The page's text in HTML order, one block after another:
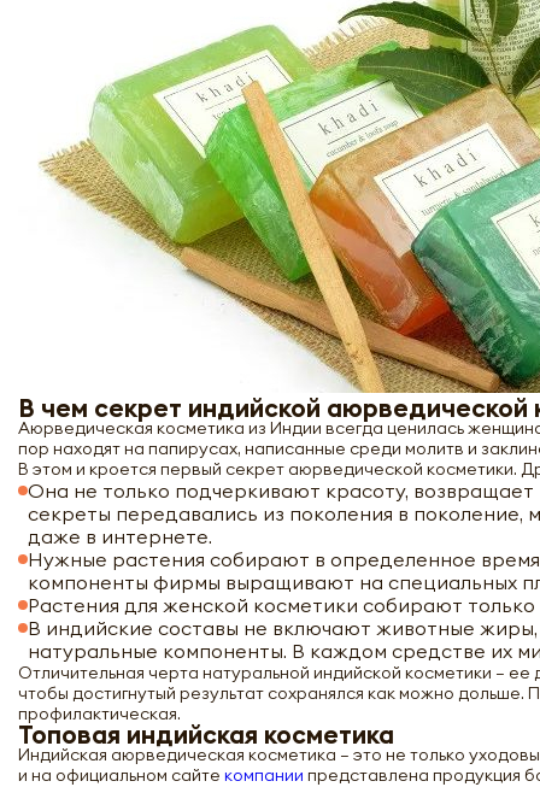
В чем секрет индийской аюрведической
Аюрведическая косметика из Индии всегда ценилась
пор находят на папирусах, написанные среди молитв и
В этом и кроется первый секрет аюрведической косметики.
Она не только подчеркивают красоту,
секреты передавались из поколения в поколение,
даже в интернете.
Нужные растения собирают в определенное
компоненты фирмы выращивают на специальных
Растения для женской косметики собирают
В индийские составы не включают животные жиры,
натуральные компоненты. В каждом средстве их
Отличительная черта натуральной индийской косметики –
чтобы достигнутый результат сохранялся как можно
профилактическая.
Топовая индийская косметика
Индийская аюрведическая косметика – это не только
и на официальном сайте компании представлена продукция